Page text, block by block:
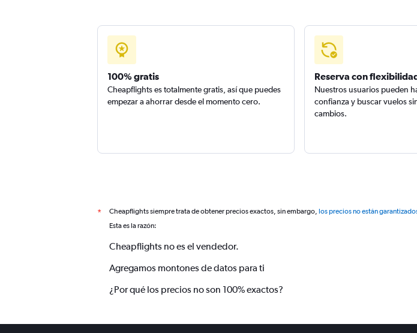
100% gratis
Cheapflights es totalmente gratis, así que puedes
empezar a ahorrar desde el momento cero.
Reserva con
Nuestros usuarios pueden
confianza y buscar vuelos
cambios.
* Cheapflights siempre trata de obtener precios exactos, sin embargo, los precios no están
Esta es la razón:
Cheapflights no es el vendedor.
Agregamos montones de datos para ti
¿Por qué los precios no son 100% exactos?